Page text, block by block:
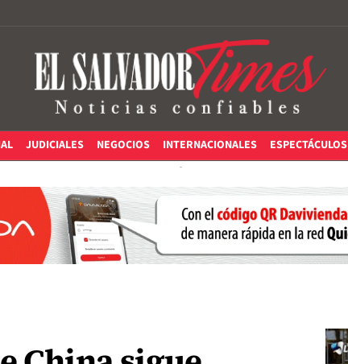
JUDICIALES NEGOCIOS INTERNACIONALES ESPECTÁCULOS